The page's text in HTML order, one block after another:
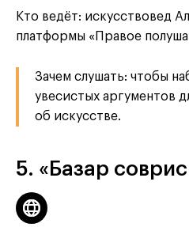
Кто ведёт: искусствовед
платформы «Правое
Зачем слушать: чтобы
увесистых аргументов
об искусстве.
5. «Базар